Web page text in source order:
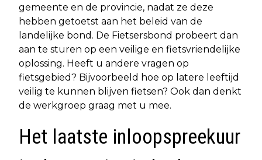
gemeente en de provincie, nadat ze deze
hebben getoetst aan het beleid van de
landelijke bond. De Fietsersbond probeert dan
aan te sturen op een veilige en fietsvriendelijke
oplossing. Heeft u andere vragen op
fietsgebied? Bijvoorbeeld hoe op latere leeftijd
veilig te kunnen blijven fietsen? Ook dan denkt
de werkgroep graag met u mee.
Het laatste inloopspreekuur